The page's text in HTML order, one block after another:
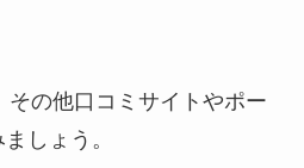
その他口コミサイトやポー
しょう。